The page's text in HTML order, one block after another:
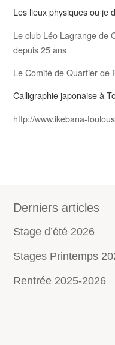
Les lieux physiques ou je
Le club Léo Lagrange de
depuis 25 ans
Le Comité de Quartier de
Calligraphie japonaise à
http://www.ikebana-
Derniers articles
Stage d’été 2026
Stages Printemps
Rentrée 2025-2026